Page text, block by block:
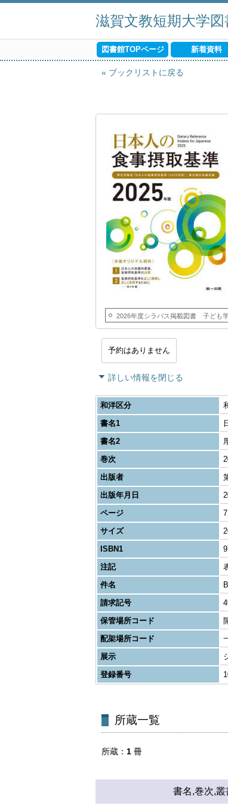
滋賀文教短期大学図
図書館TOPページ 新着資料
ブックリストに戻る
2026年度シラバス掲載図書 子ども学科
予約はありません
詳しい情報を閉じる
和洋区分
書名1
書名2
巻次
出版者
出版年月日
ページ
サイズ
ISBN1
注記
件名
請求記号
保管場所コード
配架場所コード
展示
登録番号
所蔵一覧
所蔵 1 冊
書名,巻次,叢